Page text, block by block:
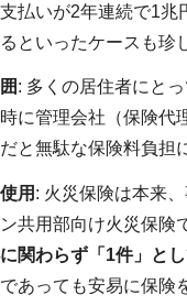
払いが2年連続で1
といったケースも珍
: 多くの居住者にと
に管理会社（保険代
と無駄な保険料負担
用 : 火災保険は本来
共用部向け火災保険
関わらず「1件」と
あっても安易に保険